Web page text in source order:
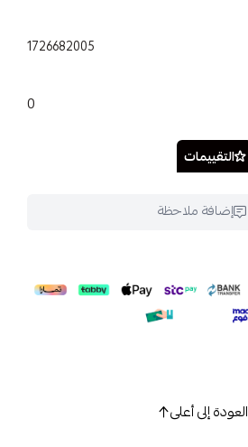
1726682005
0
التقييمات
إضافة ملاحظة
العودة إلى أعلى